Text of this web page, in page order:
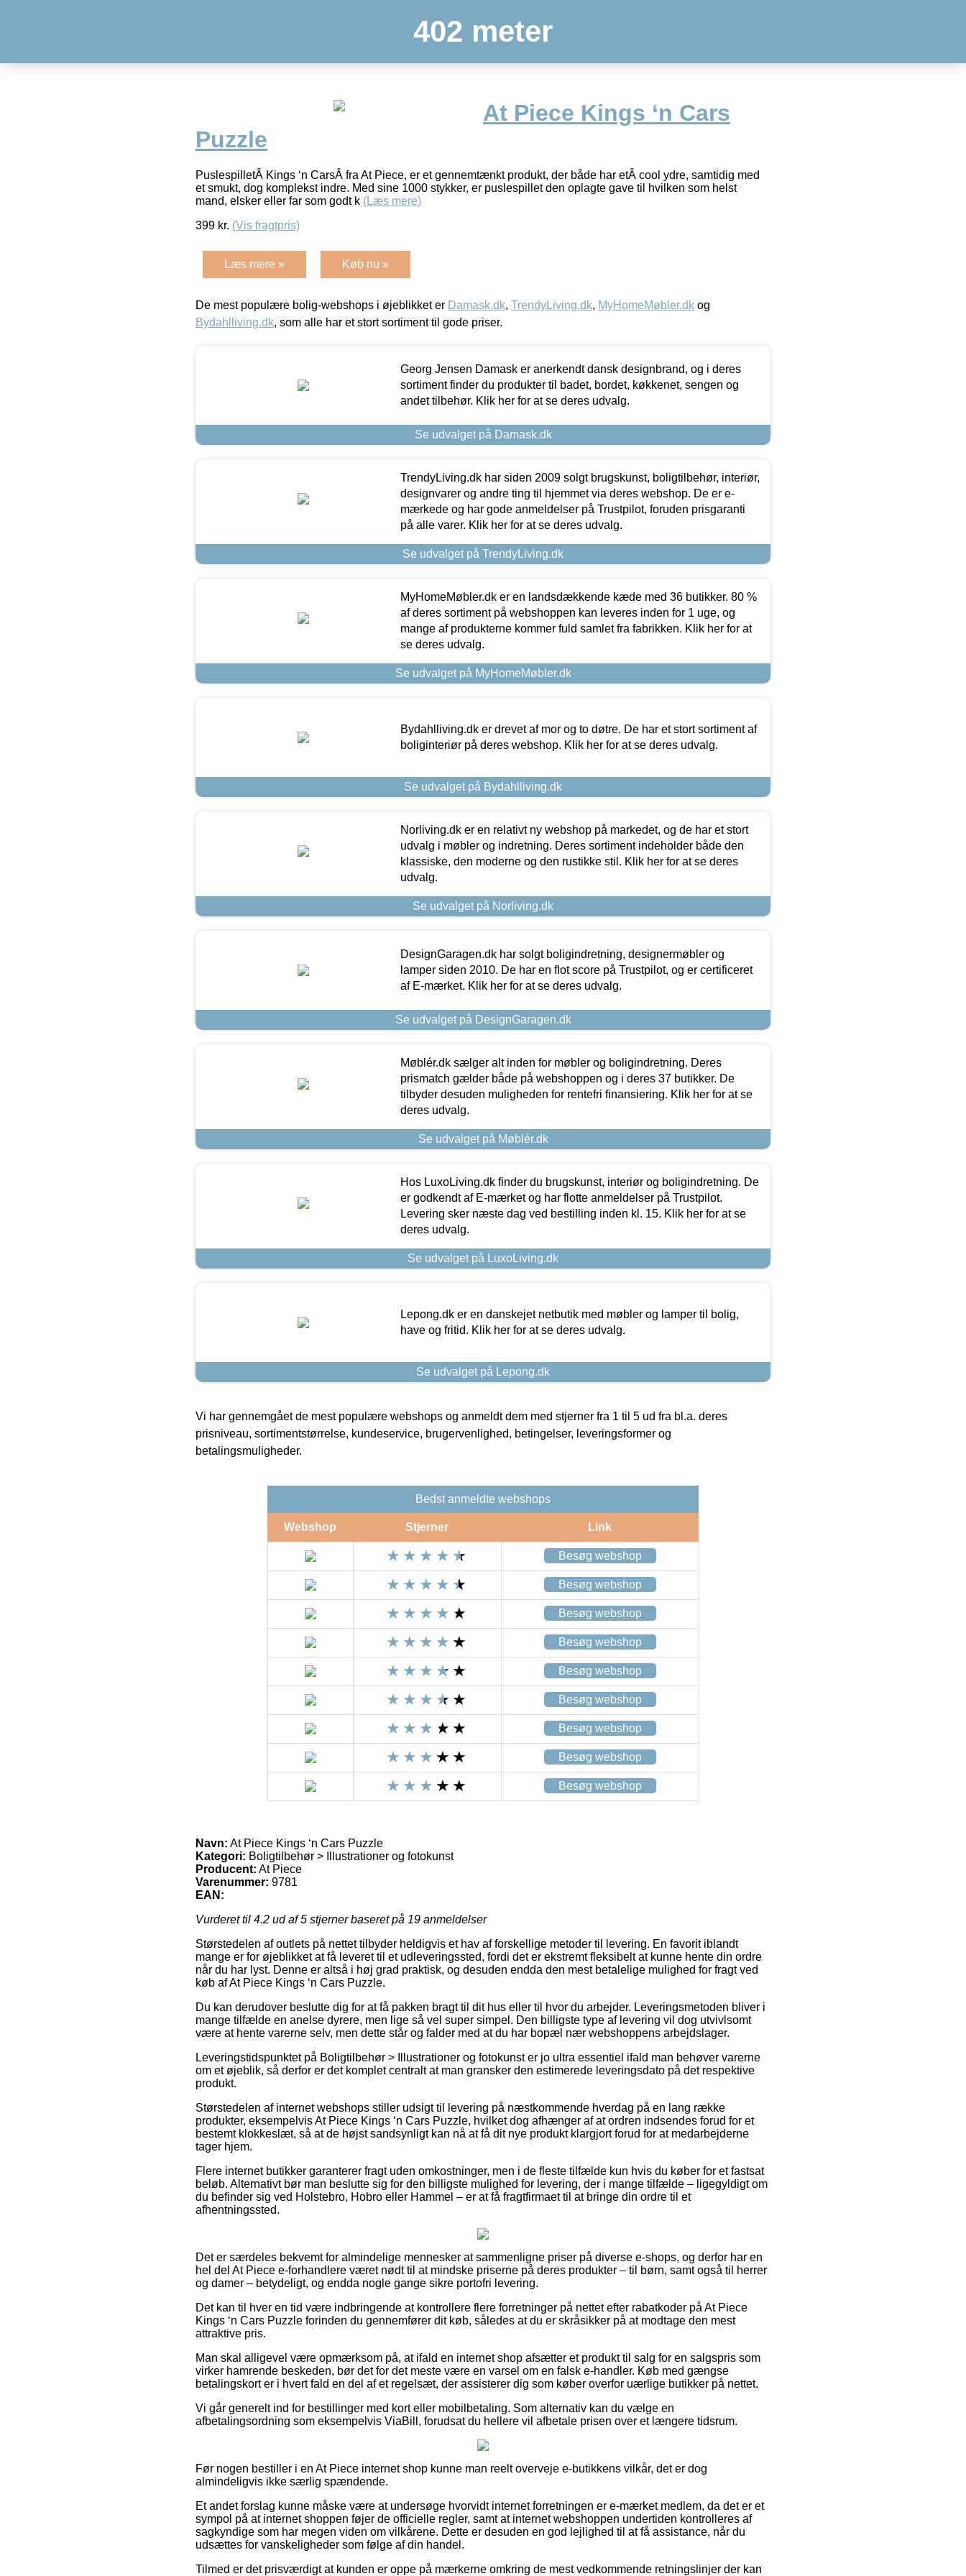
402 meter
At Piece Kings ‘n Cars
Puzzle
PuslespilletÂ Kings ‘n CarsÂ fra At Piece, er et gennemtænkt produkt, der både har etÂ cool ydre, samtidig med
et smukt, dog komplekst indre. Med sine 1000 stykker, er puslespillet den oplagte gave til hvilken som helst
mand, elsker eller far som godt k (Læs mere)
399 kr. (Vis fragtpris)
Læs mere » Køb nu »
De mest populære bolig-webshops i øjeblikket er Damask.dk, TrendyLiving.dk, MyHomeMøbler.dk og
Bydahlliving.dk, som alle har et stort sortiment til gode priser.
Georg Jensen Damask er anerkendt dansk designbrand, og i deres
sortiment finder du produkter til badet, bordet, køkkenet, sengen og
andet tilbehør. Klik her for at se deres udvalg.
Se udvalget på Damask.dk
TrendyLiving.dk har siden 2009 solgt brugskunst, boligtilbehør, interiør,
designvarer og andre ting til hjemmet via deres webshop. De er e-
mærkede og har gode anmeldelser på Trustpilot, foruden prisgaranti
på alle varer. Klik her for at se deres udvalg.
Se udvalget på TrendyLiving.dk
MyHomeMøbler.dk er en landsdækkende kæde med 36 butikker. 80 %
af deres sortiment på webshoppen kan leveres inden for 1 uge, og
mange af produkterne kommer fuld samlet fra fabrikken. Klik her for at
se deres udvalg.
Se udvalget på MyHomeMøbler.dk
Bydahlliving.dk er drevet af mor og to døtre. De har et stort sortiment af
boliginteriør på deres webshop. Klik her for at se deres udvalg.
Se udvalget på Bydahlliving.dk
Norliving.dk er en relativt ny webshop på markedet, og de har et stort
udvalg i møbler og indretning. Deres sortiment indeholder både den
klassiske, den moderne og den rustikke stil. Klik her for at se deres
udvalg.
Se udvalget på Norliving.dk
DesignGaragen.dk har solgt boligindretning, designermøbler og
lamper siden 2010. De har en flot score på Trustpilot, og er certificeret
af E-mærket. Klik her for at se deres udvalg.
Se udvalget på DesignGaragen.dk
Møblér.dk sælger alt inden for møbler og boligindretning. Deres
prismatch gælder både på webshoppen og i deres 37 butikker. De
tilbyder desuden muligheden for rentefri finansiering. Klik her for at se
deres udvalg.
Se udvalget på Møblér.dk
Hos LuxoLiving.dk finder du brugskunst, interiør og boligindretning. De
er godkendt af E-mærket og har flotte anmeldelser på Trustpilot.
Levering sker næste dag ved bestilling inden kl. 15. Klik her for at se
deres udvalg.
Se udvalget på LuxoLiving.dk
Lepong.dk er en danskejet netbutik med møbler og lamper til bolig,
have og fritid. Klik her for at se deres udvalg.
Se udvalget på Lepong.dk
Vi har gennemgået de mest populære webshops og anmeldt dem med stjerner fra 1 til 5 ud fra bl.a. deres
prisniveau, sortimentstørrelse, kundeservice, brugervenlighed, betingelser, leveringsformer og
betalingsmuligheder.
Bedst anmeldte webshops
Webshop Stjerner Link
Besøg webshop
Besøg webshop
Besøg webshop
Besøg webshop
Besøg webshop
Besøg webshop
Besøg webshop
Besøg webshop
Besøg webshop
Navn: At Piece Kings ‘n Cars Puzzle
Kategori: Boligtilbehør > Illustrationer og fotokunst
Producent: At Piece
Varenummer: 9781
EAN:
Vurderet til 4.2 ud af 5 stjerner baseret på 19 anmeldelser
Størstedelen af outlets på nettet tilbyder heldigvis et hav af forskellige metoder til levering. En favorit iblandt
mange er for øjeblikket at få leveret til et udleveringssted, fordi det er ekstremt fleksibelt at kunne hente din ordre
når du har lyst. Denne er altså i høj grad praktisk, og desuden endda den mest betalelige mulighed for fragt ved
køb af At Piece Kings ‘n Cars Puzzle.
Du kan derudover beslutte dig for at få pakken bragt til dit hus eller til hvor du arbejder. Leveringsmetoden bliver i
mange tilfælde en anelse dyrere, men lige så vel super simpel. Den billigste type af levering vil dog utvivlsomt
være at hente varerne selv, men dette står og falder med at du har bopæl nær webshoppens arbejdslager.
Leveringstidspunktet på Boligtilbehør > Illustrationer og fotokunst er jo ultra essentiel ifald man behøver varerne
om et øjeblik, så derfor er det komplet centralt at man gransker den estimerede leveringsdato på det respektive
produkt.
Størstedelen af internet webshops stiller udsigt til levering på næstkommende hverdag på en lang række
produkter, eksempelvis At Piece Kings ‘n Cars Puzzle, hvilket dog afhænger af at ordren indsendes forud for et
bestemt klokkeslæt, så at de højst sandsynligt kan nå at få dit nye produkt klargjort forud for at medarbejderne
tager hjem.
Flere internet butikker garanterer fragt uden omkostninger, men i de fleste tilfælde kun hvis du køber for et fastsat
beløb. Alternativt bør man beslutte sig for den billigste mulighed for levering, der i mange tilfælde – ligegyldigt om
du befinder sig ved Holstebro, Hobro eller Hammel – er at få fragtfirmaet til at bringe din ordre til et
afhentningssted.
Det er særdeles bekvemt for almindelige mennesker at sammenligne priser på diverse e-shops, og derfor har en
hel del At Piece e-forhandlere været nødt til at mindske priserne på deres produkter – til børn, samt også til herrer
og damer – betydeligt, og endda nogle gange sikre portofri levering.
Det kan til hver en tid være indbringende at kontrollere flere forretninger på nettet efter rabatkoder på At Piece
Kings ‘n Cars Puzzle forinden du gennemfører dit køb, således at du er skråsikker på at modtage den mest
attraktive pris.
Man skal alligevel være opmærksom på, at ifald en internet shop afsætter et produkt til salg for en salgspris som
virker hamrende beskeden, bør det for det meste være en varsel om en falsk e-handler. Køb med gængse
betalingskort er i hvert fald en del af et regelsæt, der assisterer dig som køber overfor uærlige butikker på nettet.
Vi går generelt ind for bestillinger med kort eller mobilbetaling. Som alternativ kan du vælge en
afbetalingsordning som eksempelvis ViaBill, forudsat du hellere vil afbetale prisen over et længere tidsrum.
Før nogen bestiller i en At Piece internet shop kunne man reelt overveje e-butikkens vilkår, det er dog
almindeligvis ikke særlig spændende.
Et andet forslag kunne måske være at undersøge hvorvidt internet forretningen er e-mærket medlem, da det er et
sympol på at internet shoppen føjer de officielle regler, samt at internet webshoppen undertiden kontrolleres af
sagkyndige som har megen viden om vilkårene. Dette er desuden en god lejlighed til at få assistance, når du
udsættes for vanskeligheder som følge af din handel.
Tilmed er det prisværdigt at kunden er oppe på mærkerne omkring de mest vedkommende retningslinjer der kan